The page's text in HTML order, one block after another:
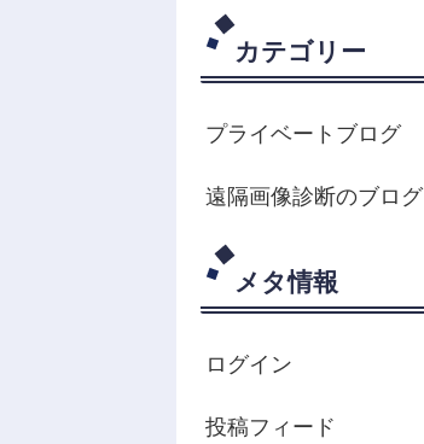
カテゴリー
プライベートブログ
遠隔画像診断のブログ
メタ情報
ログイン
投稿フィード